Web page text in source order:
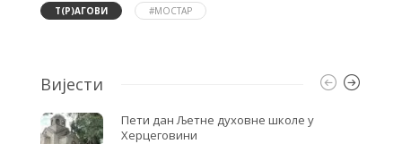
o
o
e
r
Т(Р)АГОВИ #МОСТАР
Вијести
Пети дан Љетне духовне школе у
Херцеговини